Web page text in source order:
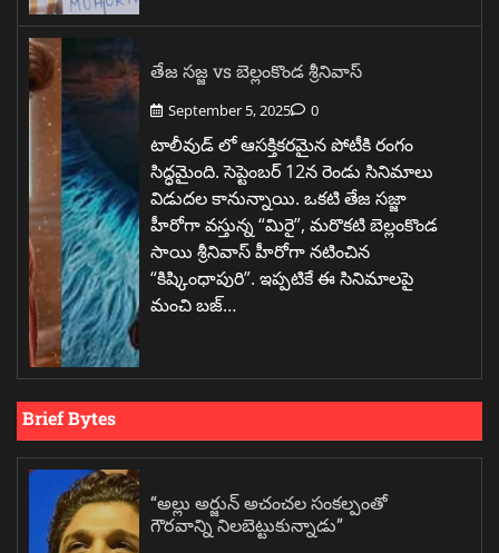
తేజ సజ్జ vs బెల్లంకొండ శ్రీనివాస్
September 5, 2025 0
టాలీవుడ్ లో ఆసక్తికరమైన పోటీకి రంగం
సిద్ధమైంది. సెప్టెంబర్ 12న రెండు సినిమాలు
విడుదల కానున్నాయి. ఒకటి తేజ సజ్జా
హీరోగా వస్తున్న “మిరై”, మరొకటి బెల్లంకొండ
సాయి శ్రీనివాస్ హీరోగా నటించిన
“కిష్కింధాపురి”. ఇప్పటికే ఈ సినిమాలపై
మంచి బజ్…
Brief Bytes
“అల్లు అర్జున్ అచంచల సంకల్పంతో
గౌరవాన్ని నిలబెట్టుకున్నాడు”